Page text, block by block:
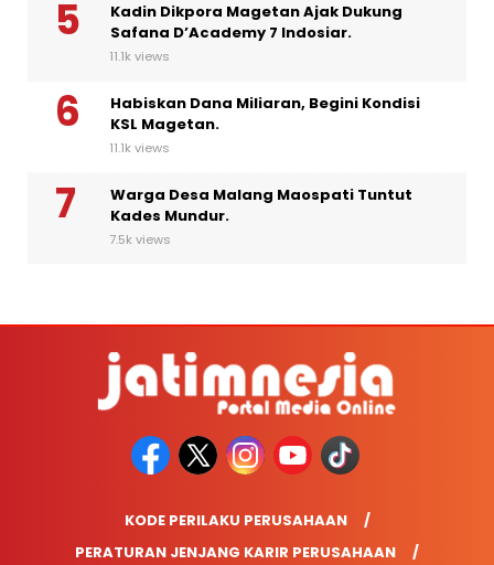
Kadin Dikpora Magetan Ajak Dukung
Safana D’Academy 7 Indosiar.
11.1k views
Habiskan Dana Miliaran, Begini Kondisi
KSL Magetan.
11.1k views
Warga Desa Malang Maospati Tuntut
Kades Mundur.
7.5k views
KODE PERILAKU PERUSAHAAN
PERATURAN JENJANG KARIR PERUSAHAAN